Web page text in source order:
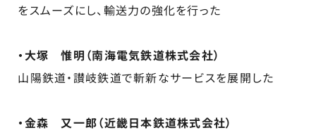
をスムーズにし、輸送力の強化を行った
・大塚 惟明（南海電気鉄道株式会社）
山陽鉄道・讃岐鉄道で斬新なサービスを展開した
・金森 又一郎（近畿日本鉄道株式会社）